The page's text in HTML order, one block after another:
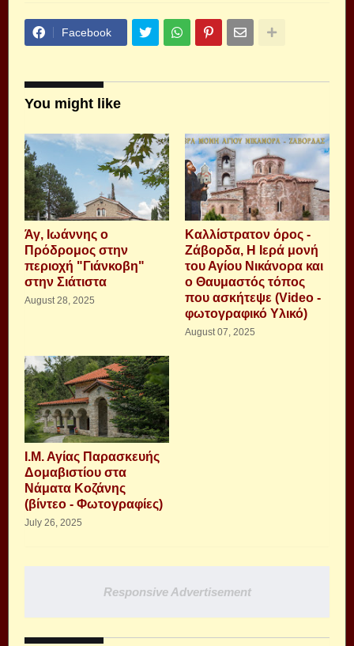
Facebook
You might like
Άγ, Ιωάννης ο
Πρόδρομος στην
περιοχή "Γιάνκοβη"
στην Σιάτιστα
August 28, 2025
Καλλίστρατον όρος -
Ζάβορδα, Η Ιερά μονή
του Αγίου Νικάνορα και
ο Θαυμαστός τόπος
που ασκήτεψε (Video -
φωτογραφικό Υλικό)
August 07, 2025
Ι.Μ. Αγίας Παρασκευής
Δομαβιστίου στα
Νάματα Κοζάνης
(βίντεο - Φωτογραφίες)
July 26, 2025
Responsive Advertisement